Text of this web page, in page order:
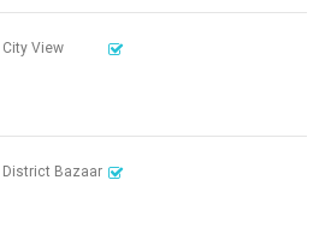
City View
District Bazaar